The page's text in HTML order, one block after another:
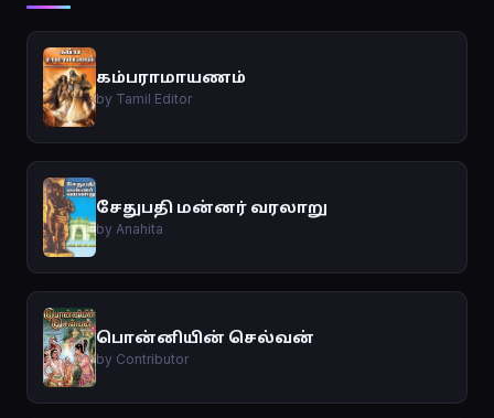
கம்பராமாயணம்
by Tamil Editor
சேதுபதி மன்னர் வரலாறு
by Anahita
பொன்னியின் செல்வன்
by Contributor